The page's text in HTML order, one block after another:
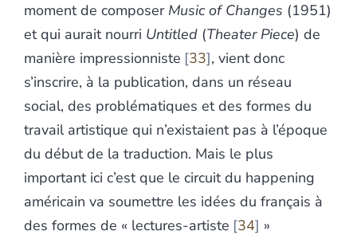
moment de composer Music of Changes (1951)
et qui aurait nourri Untitled (Theater Piece) de
manière impressionniste 33 , vient donc
s’inscrire, à la publication, dans un réseau
social, des problématiques et des formes du
travail artistique qui n’existaient pas à l’époque
du début de la traduction. Mais le plus
important ici c’est que le circuit du happening
américain va soumettre les idées du français à
des formes de « lectures-artiste 34 »